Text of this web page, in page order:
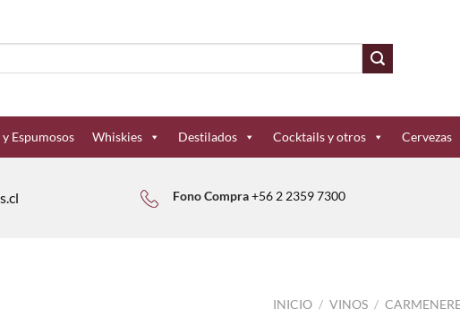
Espumosos Whiskies Destilados Cocktails y otros Cervezas
Fono Compra+56 2 2359 7300
INICIO / VINOS /